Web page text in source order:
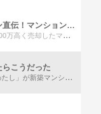
元スーモ営業マン直伝！マンション売却のコツ
自宅マンションを700万高く売却したマンション売却のコツを公開！仕事で培ったノウハウと、実際にマンションを売却した体験談
らこうだった
ひとり暮らしの「わたし」が新築マンションに引っ越します